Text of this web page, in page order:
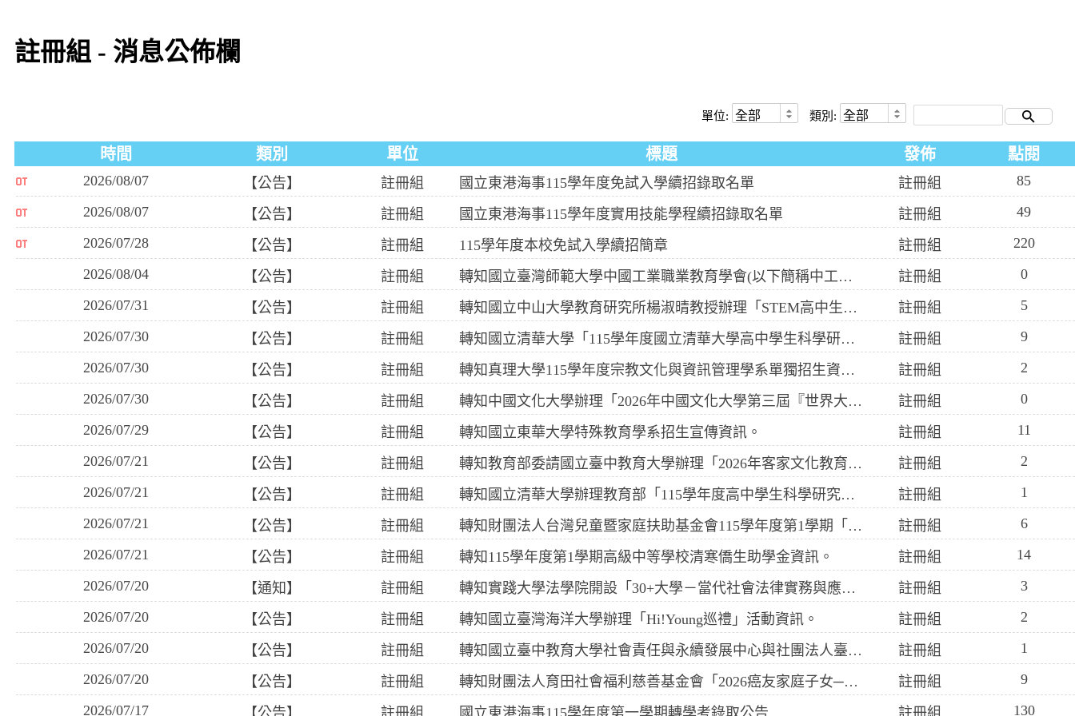
註冊組 - 消息公佈欄
單位: 類別:
時間 類別 單位 標題 發佈 點閱
2026/08/07 【公告】 註冊組 國立東港海事115學年度免試入學續招錄取名單 註冊組
85
2026/08/07
【公告】 註冊組 國立東港海事115學年度實用技能學程續招錄取名單 註冊組
49
2026/07/28
【公告】 註冊組 115學年度本校免試入學續招簡章 註冊組
220
2026/08/04
【公告】 註冊組 轉知國立臺灣師範大學中國工業職業教育學會(以下簡稱中工會)「115年度傑出人員金鐸獎及研究生暨大學生論文獎」遴選事宜。 註冊組
0
2026/07/31
【公告】 註冊組 轉知國立中山大學教育研究所楊淑晴教授辦理「STEM高中生職涯發展線上系列講座」活動資訊。 註冊組
5
2026/07/30
【公告】 註冊組 轉知國立清華大學「115學年度國立清華大學高中學生科學研究人才培育計畫化學組招生考試」資訊。 註冊組
9
2026/07/30
【公告】 註冊組 轉知真理大學115學年度宗教文化與資訊管理學系單獨招生資訊。 註冊組
2
2026/07/30
【公告】 註冊組 轉知中國文化大學辦理「2026年中國文化大學第三屆『世界大學問』高中職及五專簡報比賽暨學系探索闖關活動」資訊。 註冊組
0
2026/07/29
【公告】 註冊組 轉知國立東華大學特殊教育學系招生宣傳資訊。 註冊組
11
2026/07/21
【公告】 註冊組 轉知教育部委請國立臺中教育大學辦理「2026年客家文化教育研習營隊」報名資訊。 註冊組
2
2026/07/21
【公告】 註冊組 轉知國立清華大學辦理教育部「115學年度高中學生科學研究人才培育計畫」報名資訊。 註冊組
1
2026/07/21
【公告】 註冊組 轉知財團法人台灣兒童暨家庭扶助基金會115學年度第1學期「韌世代獎助學金」資訊。 註冊組
6
2026/07/21
【公告】 註冊組 轉知115學年度第1學期高級中等學校清寒僑生助學金資訊。 註冊組
14
2026/07/20
【通知】 註冊組 轉知實踐大學法學院開設「30+大學－當代社會法律實務與應用學分學程專班」招生資訊。 註冊組
3
2026/07/20
【公告】 註冊組 轉知國立臺灣海洋大學辦理「Hi!Young巡禮」活動資訊。 註冊組
2
2026/07/20
【公告】 註冊組 轉知國立臺中教育大學社會責任與永續發展中心與社團法人臺灣文化創意產業學會共同辦理「青發署青年壯遊計畫─2026臺中舊城都市建築文化體驗」活動資訊。 註冊組
1
2026/07/20
【公告】 註冊組 轉知財團法人育田社會福利慈善基金會「2026癌友家庭子女─育秧獎學金」資訊。 註冊組
9
2026/07/17
【公告】 註冊組 國立東港海事115學年度第一學期轉學考錄取公告 註冊組 130